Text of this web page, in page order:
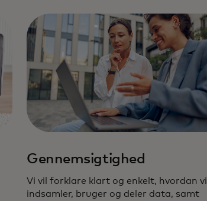
forhold til data- og
Gennemsigtighed
Vi vil forklare klart og enkelt, hvordan vi
indsamler, bruger og deler data, samt